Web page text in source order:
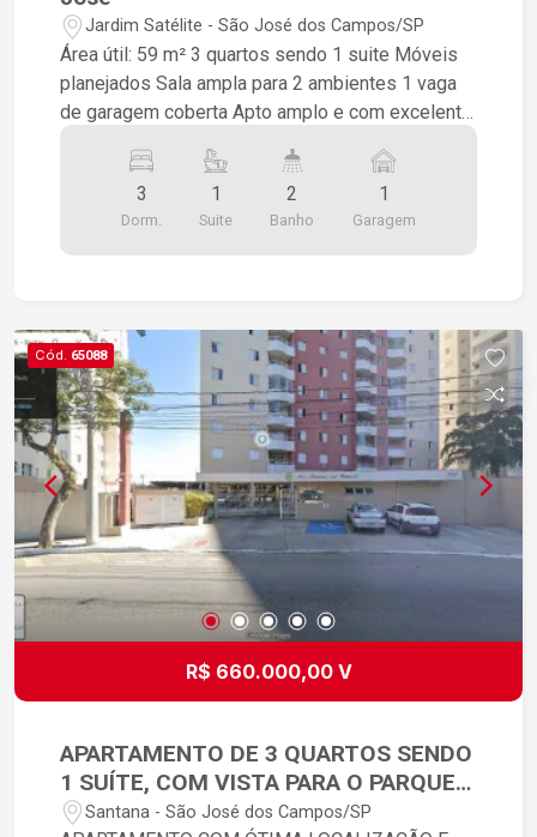
Jardim Satélite - São José dos Campos/SP
Área útil: 59 m² 3 quartos sendo 1 suite Móveis
planejados Sala ampla para 2 ambientes 1 vaga
de garagem coberta Apto amplo e com excelente
as principais rodovias. Próximo ao Vale Sul
Shopping Condomínio: 497,00 (incluso a agua e o
gás) + valor fachada (pintura) totalizando 612,00
3
Dorm.
1
Suite
2
Banho
1
Garagem
Cód. 65088
R$ 660.000,00 V
APARTAMENTO DE 3 QUARTOS SENDO
1 SUÍTE, COM VISTA PARA O PARQUE
DA CIDADE - SÃO JOSÉ DOS CAMPOS
Santana - São José dos Campos/SP